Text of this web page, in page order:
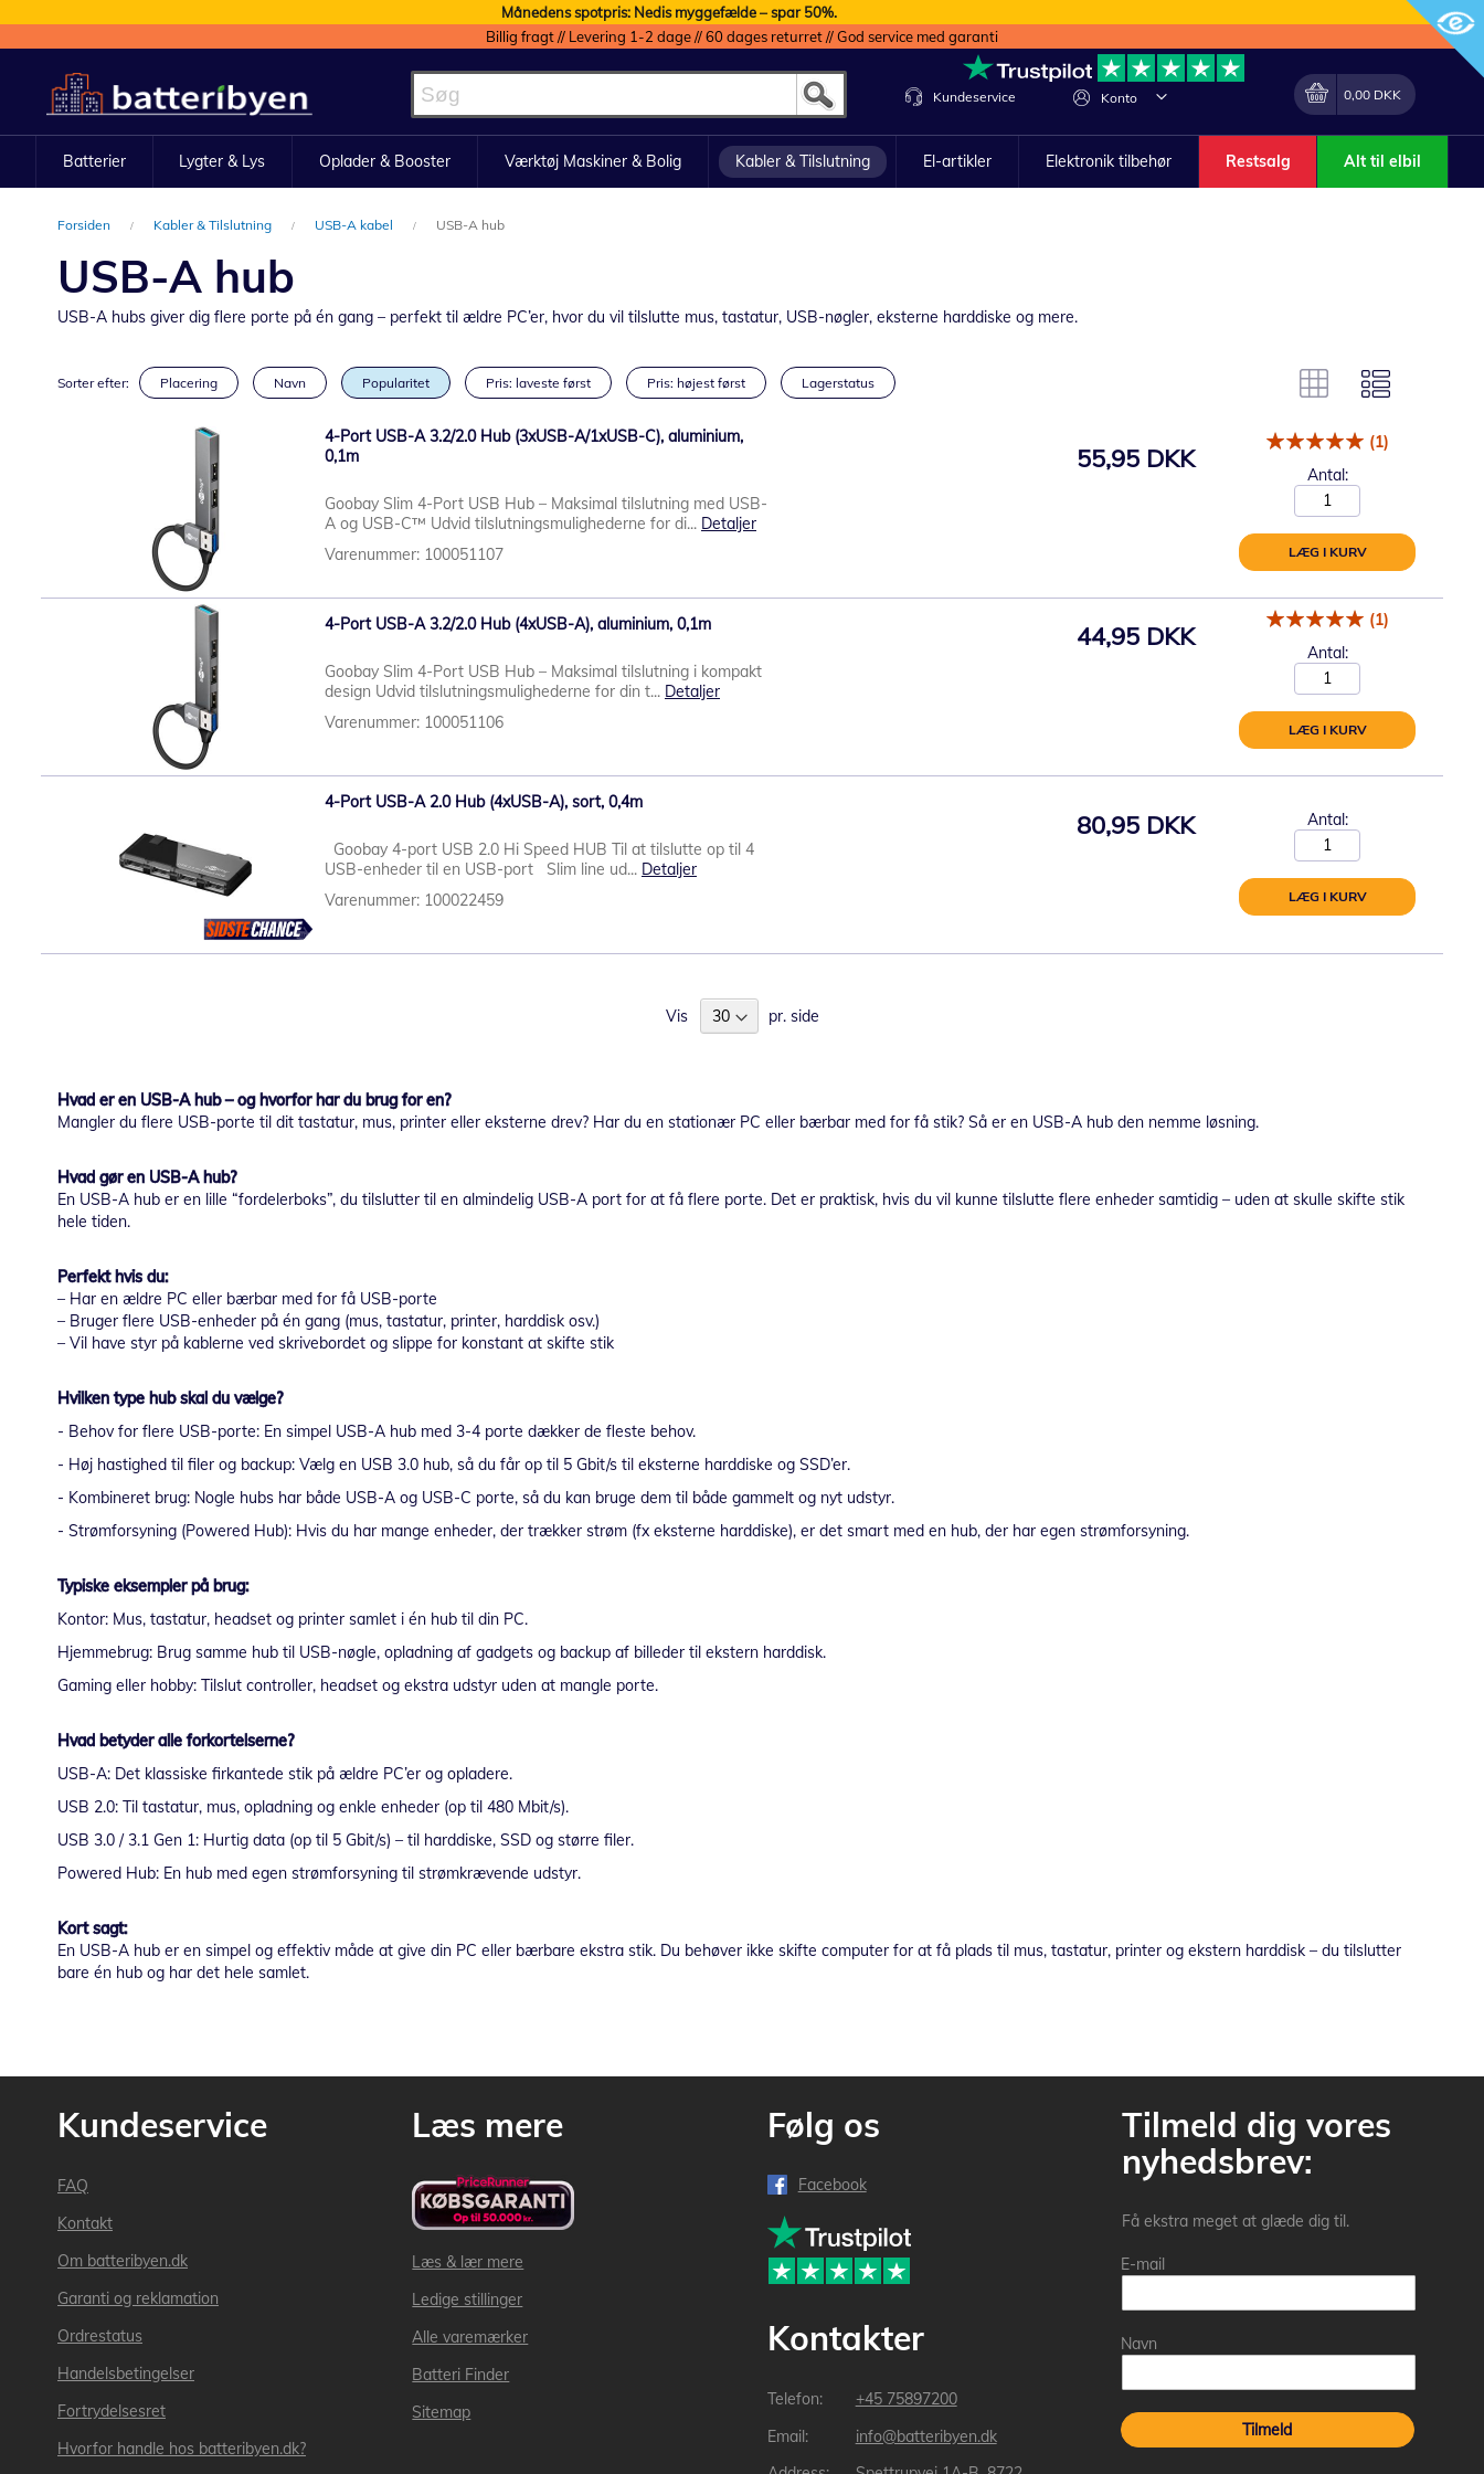
Månedens spotpris: Nedis myggefælde – spar 50%.
Billig fragt // Levering 1-2 dage // 60 dages returret // God service med garanti
to
Content
Konto
Lave
Min indkøbskurv
0,00 DKK
Kundeservice
Batterier Lygter & Lys Oplader & Booster Værktøj Maskiner & Bolig Kabler & Tilslutning El-artikler Elektronik tilbehør Restsalg Alt til elbil
Forsiden Kabler & Tilslutning USB-A kabel USB-A hub
USB-A hub
USB-A hubs giver dig flere porte på én gang – perfekt til ældre PC’er, hvor du vil tilslutte mus, tastatur, USB-nøgler, eksterne harddiske og mere.
Sorter efter: Placering Navn Popularitet Pris: laveste først Pris: højest først Lagerstatus
4-Port USB-A 3.2/2.0 Hub (3xUSB-A/1xUSB-C), aluminium,
0,1m
Goobay Slim 4-Port USB Hub – Maksimal tilslutning med USB-
A og USB-C™ Udvid tilslutningsmulighederne for di... Detaljer
Varenummer: 100051107
55,95 DKK
(1)
Antal:
LÆG I KURV
4-Port USB-A 3.2/2.0 Hub (4xUSB-A), aluminium, 0,1m
Goobay Slim 4-Port USB Hub – Maksimal tilslutning i kompakt
design Udvid tilslutningsmulighederne for din t... Detaljer
Varenummer: 100051106
44,95 DKK
(1)
Antal:
LÆG I KURV
4-Port USB-A 2.0 Hub (4xUSB-A), sort, 0,4m
Goobay 4-port USB 2.0 Hi Speed ​​HUB Til at tilslutte op til 4
USB-enheder til en USB-port Slim line ud... Detaljer
Varenummer: 100022459
80,95 DKK Antal:
LÆG I KURV
Vis pr. side
Hvad er en USB-A hub – og hvorfor har du brug for en?
Mangler du flere USB-porte til dit tastatur, mus, printer eller eksterne drev? Har du en stationær PC eller bærbar med for få stik? Så er en USB-A hub den nemme løsning.
Hvad gør en USB-A hub?
En USB-A hub er en lille “fordelerboks”, du tilslutter til en almindelig USB-A port for at få flere porte. Det er praktisk, hvis du vil kunne tilslutte flere enheder samtidig – uden at skulle skifte stik
hele tiden.
Perfekt hvis du:
– Har en ældre PC eller bærbar med for få USB-porte
– Bruger flere USB-enheder på én gang (mus, tastatur, printer, harddisk osv.)
– Vil have styr på kablerne ved skrivebordet og slippe for konstant at skifte stik
Hvilken type hub skal du vælge?
- Behov for flere USB-porte: En simpel USB-A hub med 3-4 porte dækker de fleste behov.
- Høj hastighed til filer og backup: Vælg en USB 3.0 hub, så du får op til 5 Gbit/s til eksterne harddiske og SSD’er.
- Kombineret brug: Nogle hubs har både USB-A og USB-C porte, så du kan bruge dem til både gammelt og nyt udstyr.
- Strømforsyning (Powered Hub): Hvis du har mange enheder, der trækker strøm (fx eksterne harddiske), er det smart med en hub, der har egen strømforsyning.
Typiske eksempler på brug:
Kontor: Mus, tastatur, headset og printer samlet i én hub til din PC.
Hjemmebrug: Brug samme hub til USB-nøgle, opladning af gadgets og backup af billeder til ekstern harddisk.
Gaming eller hobby: Tilslut controller, headset og ekstra udstyr uden at mangle porte.
Hvad betyder alle forkortelserne?
USB-A: Det klassiske firkantede stik på ældre PC’er og opladere.
USB 2.0: Til tastatur, mus, opladning og enkle enheder (op til 480 Mbit/s).
USB 3.0 / 3.1 Gen 1: Hurtig data (op til 5 Gbit/s) – til harddiske, SSD og større filer.
Powered Hub: En hub med egen strømforsyning til strømkrævende udstyr.
Kort sagt:
En USB-A hub er en simpel og effektiv måde at give din PC eller bærbare ekstra stik. Du behøver ikke skifte computer for at få plads til mus, tastatur, printer og ekstern harddisk – du tilslutter
bare én hub og har det hele samlet.
Kundeservice
FAQ
Kontakt
Om batteribyen.dk
Garanti og reklamation
Ordrestatus
Handelsbetingelser
Fortrydelsesret
Hvorfor handle hos batteribyen.dk?
Læs mere
Læs & lær mere
Ledige stillinger
Alle varemærker
Batteri Finder
Sitemap
Følg os
Facebook
Kontakter
+45 75897200
info@batteribyen.dk
Tilmeld dig vores
nyhedsbrev:
Få ekstra meget at glæde dig til.
E-mail
Navn
Tilmeld